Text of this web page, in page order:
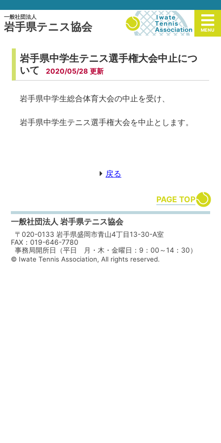
一般社団法人
岩手県テニス協会 MENU
岩手県中学生テニス選手権大会中止につ
いて
2020/05/28
岩手県中学生総合体育大会の中止を受け、
岩手県中学生テニス選手権大会を中止とします。
戻る
PAGE TOP
一般社団法人 岩手県テニス協会
〒020-0133 岩手県盛岡市青山4丁目13-30-A室
FAX：019-646-7780
事務局開所日（平日 月・木・金曜日：9：00～14：30）
© Iwate Tennis Association, All rights reserved.